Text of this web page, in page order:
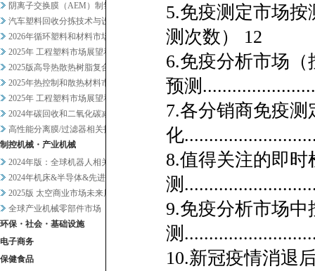
阴离子交换膜（AEM）制氢及其...
汽车塑料回收分拣技术与设备调查
2026年循环塑料和材料市场新...
2025年 工程塑料市场展望和...
2025版高导热散热树脂复合材...
2025年热控制和散热材料市场...
2025年 工程塑料市场展望和...
2024年碳回收和二氧化碳减排...
高性能分离膜/过滤器相关技术和...
制控机械・产业机械
2024年版：全球机器人相关市...
2024年机床&半导体&先进设...
2025版 太空商业市场未来展...
全球产业机械零部件市场
环保・社会・基础设施
电子商务
保健食品
5.免疫测定市场
测次数） 12
6.免疫分析市场
预测
7.各分销商免疫
化
8.值得关注的即时
测
9.免疫分析市场
测
10.新冠疫情消退